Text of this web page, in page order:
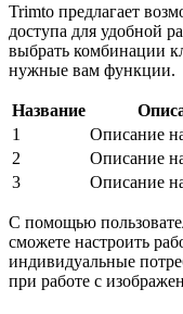
Trimto предлагает
доступа для удобной
выбрать комбинации
нужные вам функции.
Название
1
Описание
2
Описание
3
Описание
С помощью
сможете настроить
индивидуальные
при работе с